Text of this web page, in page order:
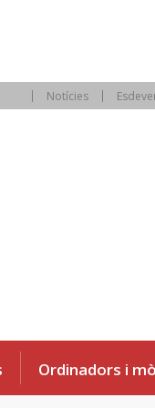
Notícies
Ordinadors i